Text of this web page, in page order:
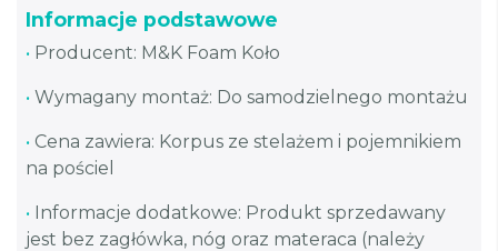
Informacje podstawowe
• Producent: M&K Foam Koło
• Wymagany montaż: Do samodzielnego montażu
• Cena zawiera: Korpus ze stelażem i pojemnikiem
na pościel
• Informacje dodatkowe: Produkt sprzedawany
jest bez zagłówka, nóg oraz materaca (należy